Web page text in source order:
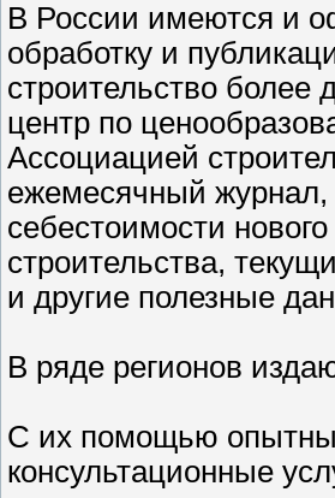
В России имеются и
обработку и
строительство более
центр по
Ассоциацией
ежемесячный журнал,
себестоимости
строительства,
и другие полезные
В ряде регионов
С их помощью
консультационные